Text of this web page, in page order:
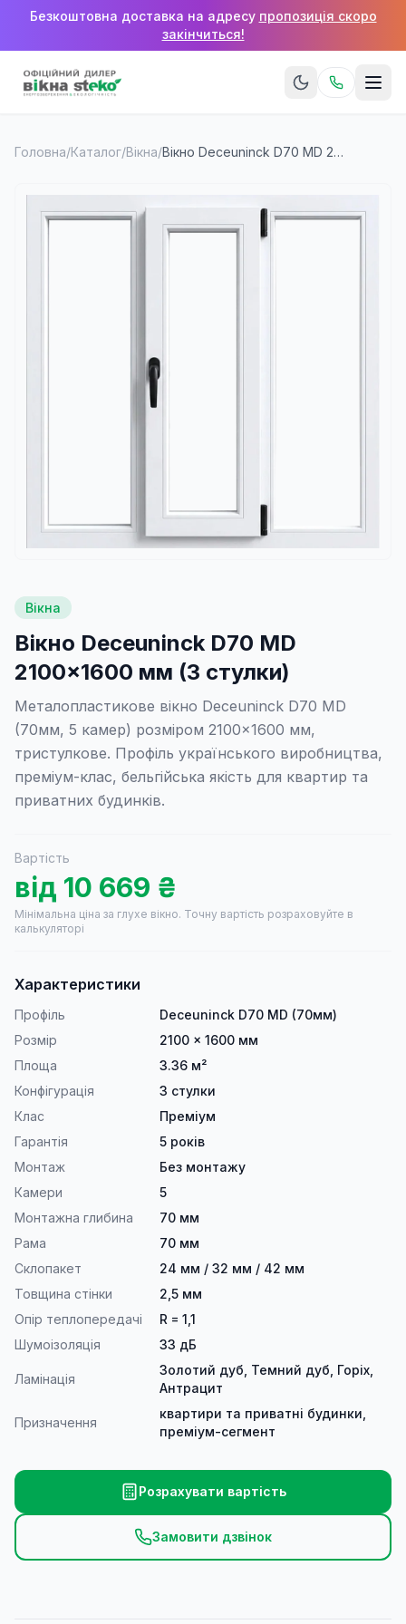
Безкоштовна доставка на адресу пропозиція скоро
закінчиться!
Головна/Каталог/Вікна/ Вікно Deceuninck D70 MD 2100×1600 мм (3 стулки)
Вікна
Вікно Deceuninck D70 MD
2100×1600 мм (3 стулки)
Металопластикове вікно Deceuninck D70 MD
(70мм, 5 камер) розміром 2100×1600 мм,
тристулкове. Профіль українського виробництва,
преміум-клас, бельгійська якість для квартир та
приватних будинків.
Вартість
від 10 669 ₴
Мінімальна ціна за глухе вікно. Точну вартість розраховуйте в
калькуляторі
Характеристики
Профіль
Deceuninck D70 MD (70мм)
Розмір
2100 × 1600 мм
Площа
3.36 м²
Конфігурація
3 стулки
Клас
Преміум
Гарантія
5 років
Монтаж
Без монтажу
Камери
5
Монтажна глибина
70 мм
Рама
70 мм
Склопакет
24 мм / 32 мм / 42 мм
Товщина стінки
2,5 мм
Опір теплопередачі
R = 1,1
Шумоізоляція
33 дБ
Ламінація
Золотий дуб, Темний дуб, Горіх,
Антрацит
Призначення
квартири та приватні будинки,
преміум-сегмент
Розрахувати вартість
Замовити дзвінок